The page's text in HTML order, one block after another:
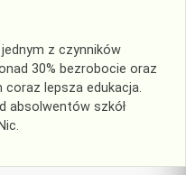
z czynników
30% bezrobocie oraz
lepsza edukacja.
absolwentów szkół